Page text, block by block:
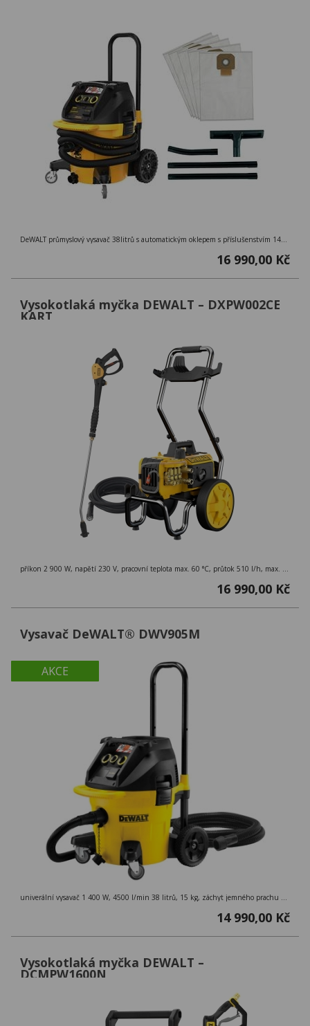
DeWALT průmyslový vysavač 38litrů s automatickým oklepem s příslušenstvím 1400W DWV905MKIT
16 990,00 Kč
Vysokotlaká myčka DEWALT – DXPW002CE
KART
16 990,00 Kč
AKCE
Vysavač DeWALT® DWV905M
univerální vysavač 1 400 W, 4500 l/min 38 litrů, 15 kg, záchyt jemného prachu 99,9 %, třída M ( > 0,1mg/m3 ), externí zásuvka
14 990,00 Kč
Vysokotlaká myčka DEWALT –
DCMPW1600N